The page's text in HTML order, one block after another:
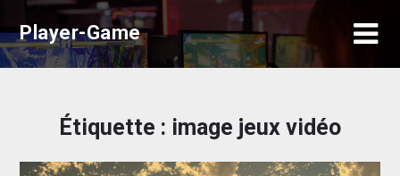
to
content
Player-Game
Étiquette : image jeux vidéo